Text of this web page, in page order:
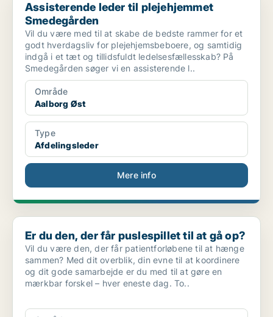
Assisterende leder til plejehjemmet
Smedegården
Vil du være med til at skabe de bedste rammer for et
godt hverdagsliv for plejehjemsbeboere, og samtidig
indgå i et tæt og tillidsfuldt ledelsesfællesskab? På
Smedegården søger vi en assisterende l..
Område
Aalborg Øst
Type
Afdelingsleder
Mere info
Er du den, der får puslespillet til at gå op?
Er du den, der får puslespillet til at gå op?
Vil du være den, der får patientforløbene til at hænge
sammen? Med dit overblik, din evne til at koordinere
og dit gode samarbejde er du med til at gøre en
mærkbar forskel – hver eneste dag. To..